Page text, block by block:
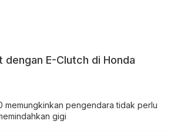
dengan E-Clutch di Honda
memungkinkan pengendara tidak perlu
gigi